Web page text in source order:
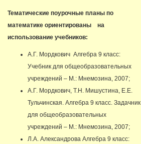
Тематические поурочные планы по
математике ориентированы на
использование учебников:
А.Г. Мордкович Алгебра 9 класс:
Учебник для общеобразовательных
учреждений – М.: Мнемозина, 2007;
А.Г. Мордкович, Т.Н. Мишустина, Е.Е.
Тульчинская. Алгебра 9 класс. Задачник
для общеобразовательных
учреждений – М.: Мнемозина, 2007;
Л.А. Александрова Алгебра 9 класс: